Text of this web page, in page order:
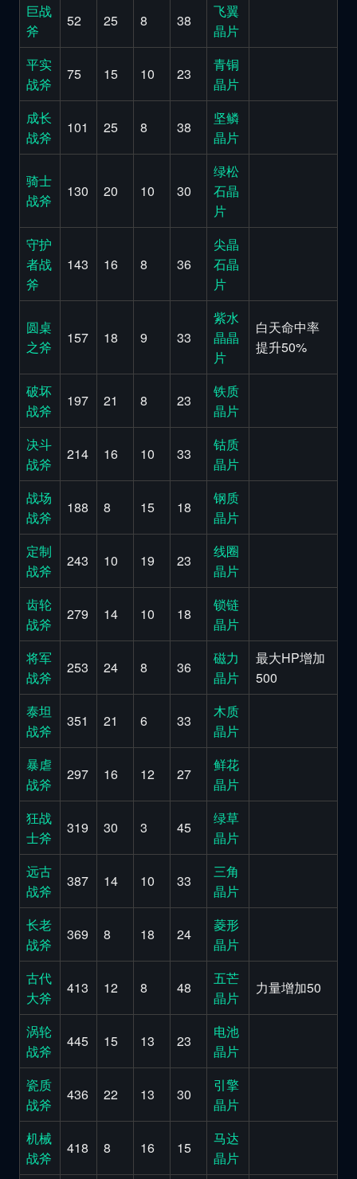
巨战
斧
52 25 8 38
飞翼
晶片
平实
战斧
75 15 10 23
青铜
晶片
成长
战斧
101 25 8 38
坚鳞
晶片
骑士
战斧
130 20 10 30
绿松
石晶
片
守护
者战
斧
143 16 8 36
尖晶
石晶
片
圆桌
之斧
157 18 9 33
紫水
晶晶
片
白天命中率
提升50%
破坏
战斧
197 21 8 23
铁质
晶片
决斗
战斧
214 16 10 33
钴质
晶片
战场
战斧
188 8 15 18
钢质
晶片
定制
战斧
243 10 19 23
线圈
晶片
齿轮
战斧
279 14 10 18
锁链
晶片
将军
战斧
253 24 8 36
磁力
晶片
最大HP增加
500
泰坦
战斧
351 21 6 33
木质
晶片
暴虐
战斧
297 16 12 27
鲜花
晶片
狂战
士斧
319 30 3 45
绿草
晶片
远古
战斧
387 14 10 33
三角
晶片
长老
战斧
369 8 18 24
菱形
晶片
古代
大斧
413 12 8 48
五芒
晶片
力量增加50
涡轮
战斧
445 15 13 23
电池
晶片
瓷质
战斧
436 22 13 30
引擎
晶片
机械
战斧
418 8 16 15
马达
晶片